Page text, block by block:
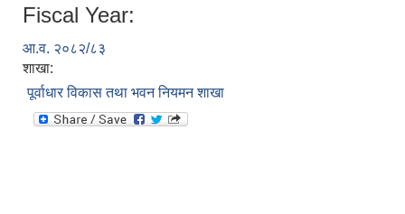
Fiscal Year:
आ.व. २०८२/८३
शाखा:
पूर्वाधार विकास तथा भवन नियमन शाखा